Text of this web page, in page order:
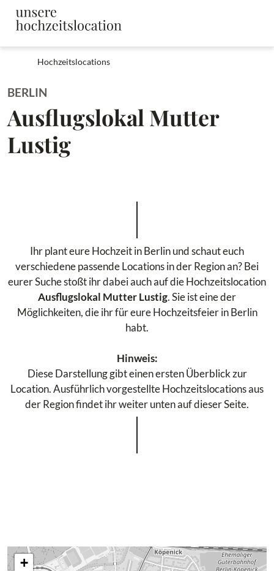
Hochzeitslocations
BERLIN
Ausflugslokal Mutter
Lustig
Ihr plant eure Hochzeit in Berlin und schaut euch
verschiedene passende Locations in der Region an? Bei
eurer Suche stoßt ihr dabei auch auf die Hochzeitslocation
Ausflugslokal Mutter Lustig. Sie ist eine der
Möglichkeiten, die ihr für eure Hochzeitsfeier in Berlin
habt.
Hinweis:
Diese Darstellung gibt einen ersten Überblick zur
Location. Ausführlich vorgestellte Hochzeitslocations aus
der Region findet ihr weiter unten auf dieser Seite.
+